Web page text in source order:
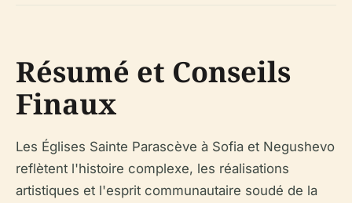
Résumé et Conseils
Finaux
Les Églises Sainte Parascève à Sofia et Negushevo
reflètent l'histoire complexe, les réalisations
artistiques et l'esprit communautaire soudé de la